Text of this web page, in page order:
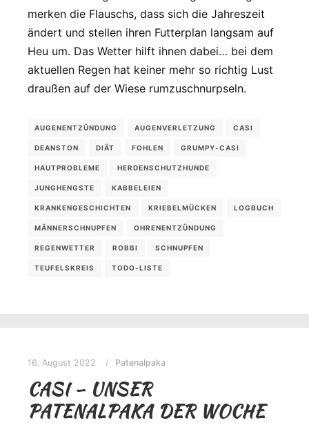
merken die Flauschs, dass sich die Jahreszeit
ändert und stellen ihren Futterplan langsam auf
Heu um. Das Wetter hilft ihnen dabei… bei dem
aktuellen Regen hat keiner mehr so richtig Lust
draußen auf der Wiese rumzuschnurpseln.
AUGENENTZÜNDUNG AUGENVERLETZUNG CASI
DEANSTON DIÄT FOHLEN GRUMPY-CASI
HAUTPROBLEME HERDENSCHUTZHUNDE
JUNGHENGSTE KABBELEIEN
KRANKENGESCHICHTEN KRIEBELMÜCKEN LOGBUCH
MÄNNERSCHNUPFEN OHRENENTZÜNDUNG
REGENWETTER ROBBI SCHNUPFEN
TEUFELSKREIS TODO-LISTE
16. August 2022 Patenalpaka
CASI – UNSER
PATENALPAKA DER WOCHE